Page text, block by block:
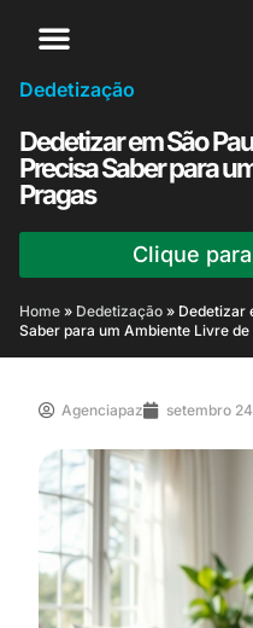
Dedetização
Dedetizar em São
Precisa Saber para
Pragas
Clique
Home » Dedetização » Dedetizar
Saber para um Ambiente Livre de
Agenciapaz setembro